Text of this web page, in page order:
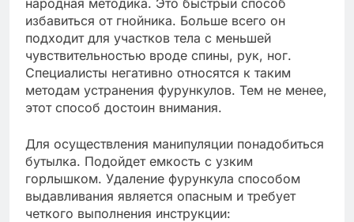
избавиться от гнойника. Больше всего он
подходит для участков тела с меньшей
чувствительностью вроде спины, рук, ног.
Специалисты негативно относятся к таким
методам устранения фурункулов. Тем не менее,
этот способ достоин внимания.
Для осуществления манипуляции понадобиться
бутылка. Подойдет емкость с узким
горлышком. Удаление фурункула способом
выдавливания является опасным и требует
четкого выполнения инструкции: